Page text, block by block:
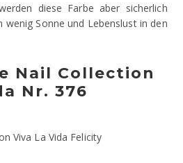
diese Farbe aber sicherlich
wenig Sonne und Lebenslust in den
Nail Collection
Nr. 376